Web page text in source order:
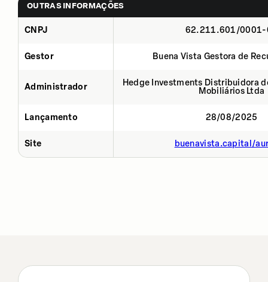
OUTRAS INFORMAÇÕES
CNPJ 62.211.601/0001-
Gestor Buena Vista Gestora de
Administrador
Hedge Investments Distribuidora
Mobiliários Ltda
Lançamento 28/08/2025
Site buenavista.capital/